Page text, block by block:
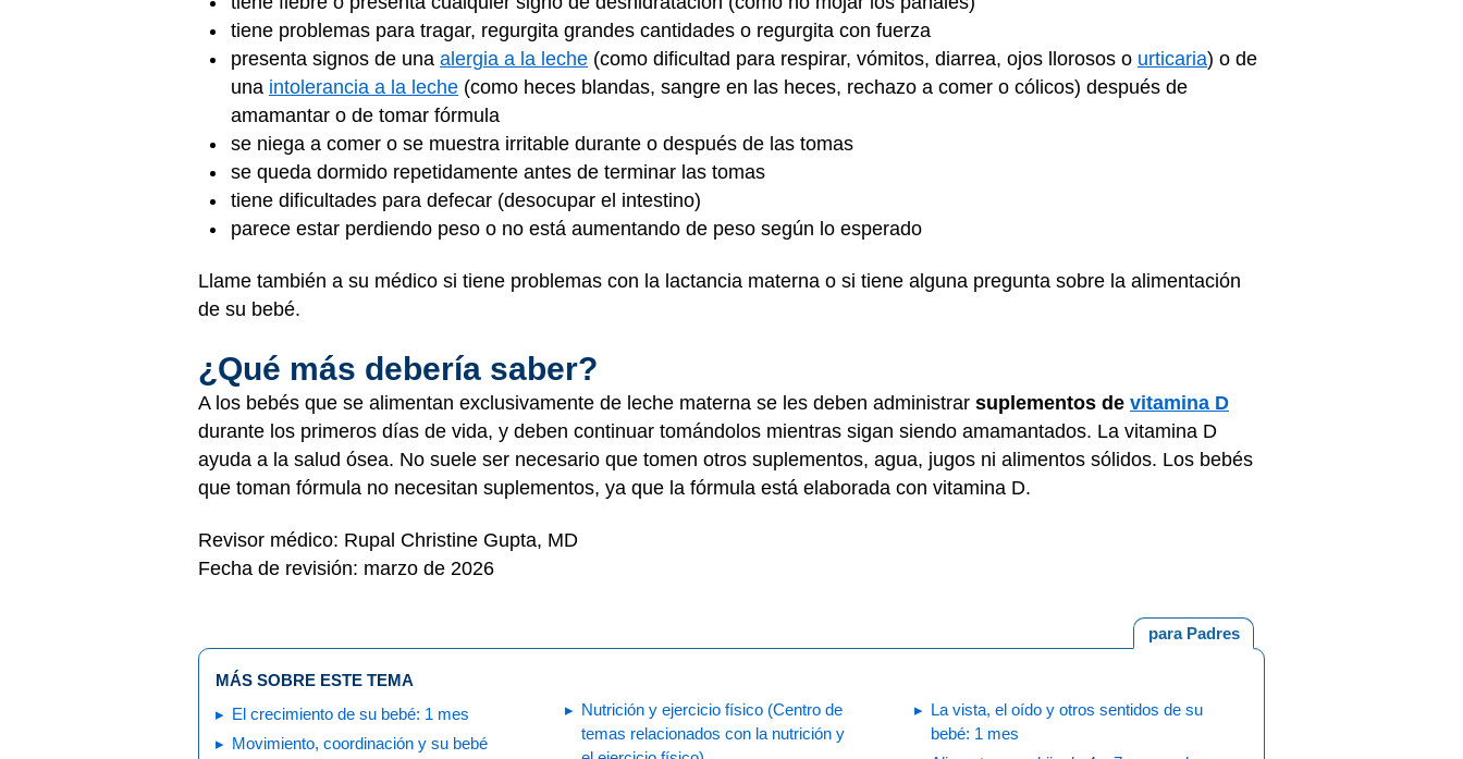
tiene problemas para tragar, regurgita grandes cantidades o regurgita con fuerza
presenta signos de una alergia a la leche (como dificultad para respirar, vómitos, diarrea, ojos llorosos o urticaria) o de
una intolerancia a la leche (como heces blandas, sangre en las heces, rechazo a comer o cólicos) después de
amamantar o de tomar fórmula
se niega a comer o se muestra irritable durante o después de las tomas
se queda dormido repetidamente antes de terminar las tomas
tiene dificultades para defecar (desocupar el intestino)
parece estar perdiendo peso o no está aumentando de peso según lo esperado
Llame también a su médico si tiene problemas con la lactancia materna o si tiene alguna pregunta sobre la alimentación
de su bebé.
¿Qué más debería saber?
A los bebés que se alimentan exclusivamente de leche materna se les deben administrar suplementos de vitamina D
durante los primeros días de vida, y deben continuar tomándolos mientras sigan siendo amamantados. La vitamina D
ayuda a la salud ósea. No suele ser necesario que tomen otros suplementos, agua, jugos ni alimentos sólidos. Los bebés
que toman fórmula no necesitan suplementos, ya que la fórmula está elaborada con vitamina D.
Revisor médico: Rupal Christine Gupta, MD
Fecha de revisión: marzo de 2026
para Padres
MÁS SOBRE ESTE TEMA
El crecimiento de su bebé: 1 mes
Movimiento, coordinación y su bebé
Nutrición y ejercicio físico (Centro de
temas relacionados con la nutrición y
La vista, el oído y otros sentidos de su
bebé: 1 mes